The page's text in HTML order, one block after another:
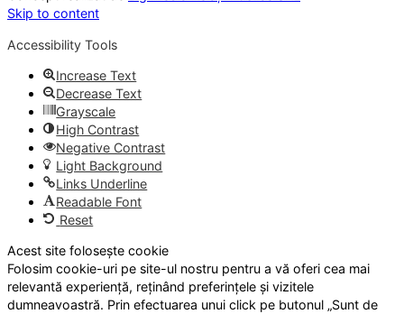
Skip to content
Accessibility Tools
Increase Text
Decrease Text
Grayscale
High Contrast
Negative Contrast
Light Background
Links Underline
Readable Font
Reset
Acest site folosește cookie
Folosim cookie-uri pe site-ul nostru pentru a vă oferi cea mai
relevantă experiență, reținând preferințele și vizitele
dumneavoastră. Prin efectuarea unui click pe butonul „Sunt de